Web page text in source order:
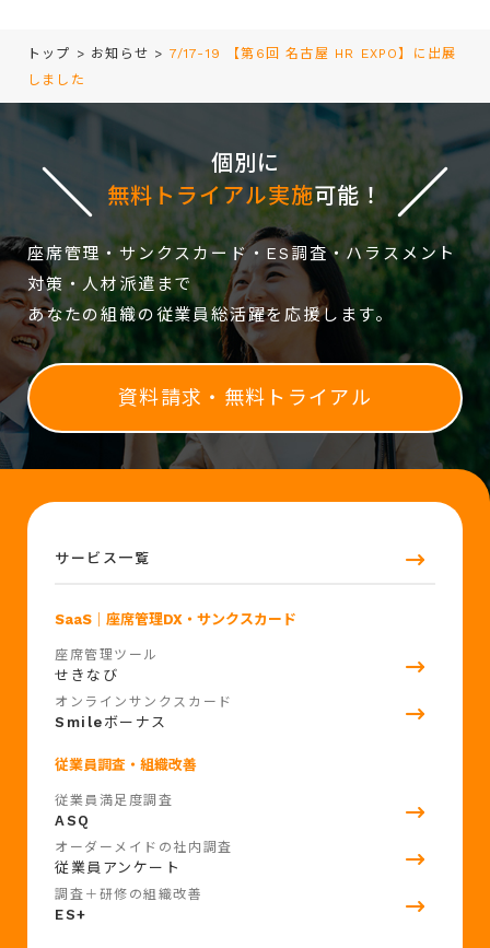
トップ > お知らせ > 7/17-19 【第6回 名古屋 HR EXPO】に出展
しました
個別に
無料トライアル実施可能！
座席管理・サンクスカード・ES調査・ハラスメント
対策・人材派遣まで
あなたの組織の従業員総活躍を応援します。
資料請求・無料トライアル
サービス一覧
SaaS ｜座席管理DX・サンクスカード
座席管理ツール
せきなび
オンラインサンクスカード
Smile ボーナス
従業員調査・組織改善
従業員満足度調査
ASQ
オーダーメイドの社内調査
従業員アンケート
調査＋研修の組織改善
ES+